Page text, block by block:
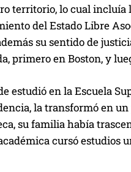
territorio, lo cual
del Estado Libre
su sentido de
primero en Boston, y
estudió en la Escuela
la transformó en
su familia había
cursó estudios